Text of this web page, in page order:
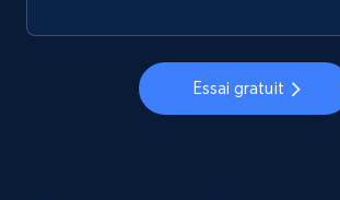
Essai gratuit